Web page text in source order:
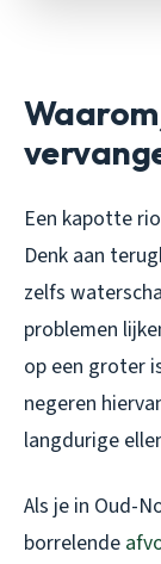
Een kapotte
Denk aan
zelfs
problemen
op een groter
negeren
langdurige
Als je in Oud-
borrelende